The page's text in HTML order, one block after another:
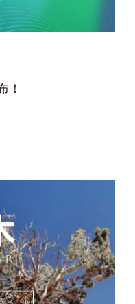
！